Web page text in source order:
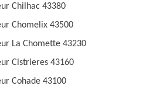
Chilhac 43380
Chomelix 43500
La Chomette 43230
Cistrieres 43160
Cohade 43100